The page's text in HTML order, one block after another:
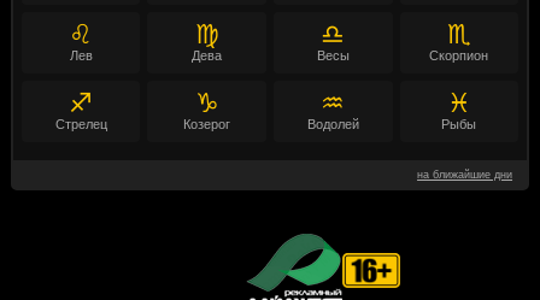
♌
Лев
♍
Дева
♎
Весы
♏
Скорпион
♐
Стрелец
♑
Козерог
♒
Водолей
♓
Рыбы
на ближайшие дни